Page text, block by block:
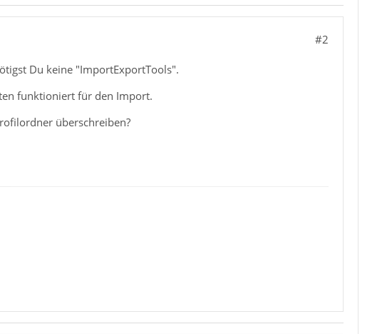
#2
Du keine "ImportExportTools".
funktioniert für den Import.
überschreiben?